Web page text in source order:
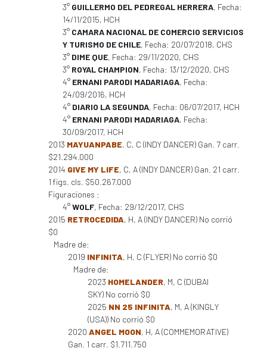
3° GUILLERMO DEL PEDREGAL HERRERA, Fecha:
14/11/2015, HCH
3° CAMARA NACIONAL DE COMERCIO SERVICIOS
Y TURISMO DE CHILE, Fecha: 20/07/2018, CHS
3° DIME QUE, Fecha: 29/11/2020, CHS
3° ROYAL CHAMPION, Fecha: 13/12/2020, CHS
4° ERNANI PARODI MADARIAGA, Fecha:
24/09/2016, HCH
4° DIARIO LA SEGUNDA, Fecha: 06/07/2017, HCH
4° ERNANI PARODI MADARIAGA, Fecha:
30/09/2017, HCH
2013 MAYUANPABE, C, C (INDY DANCER) Gan. 7 carr.
$21.294.000
2014 GIVE MY LIFE, C, A (INDY DANCER) Gan. 21 carr.
1 figs. cls. $50.267.000
Figuraciones :
4°WOLF, Fecha: 29/12/2017, CHS
2015 RETROCEDIDA, H, A (INDY DANCER) No corrió
$0
Madre de:
2019 INFINITA, H, C (FLYER) No corrió $0
Madre de:
2023 HOMELANDER, M, C (DUBAI
SKY) No corrió $0
2025 NN 25 INFINITA, M, A (KINGLY
(USA)) No corrió $0
2020 ANGEL MOON, H, A (COMMEMORATIVE)
Gan. 1 carr. $1.711.750